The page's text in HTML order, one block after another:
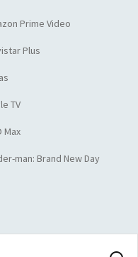
Prime Video
Plus
TV
Max
man: Brand New Day